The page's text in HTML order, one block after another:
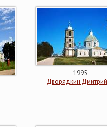
1995
Дворядкин Дмитрий